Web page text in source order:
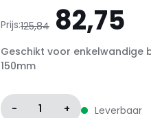
Prijs:125,84
prijs
125,84.
82,75
Geschikt voor enkelwandige
150mm
- 1 + Leverbaar